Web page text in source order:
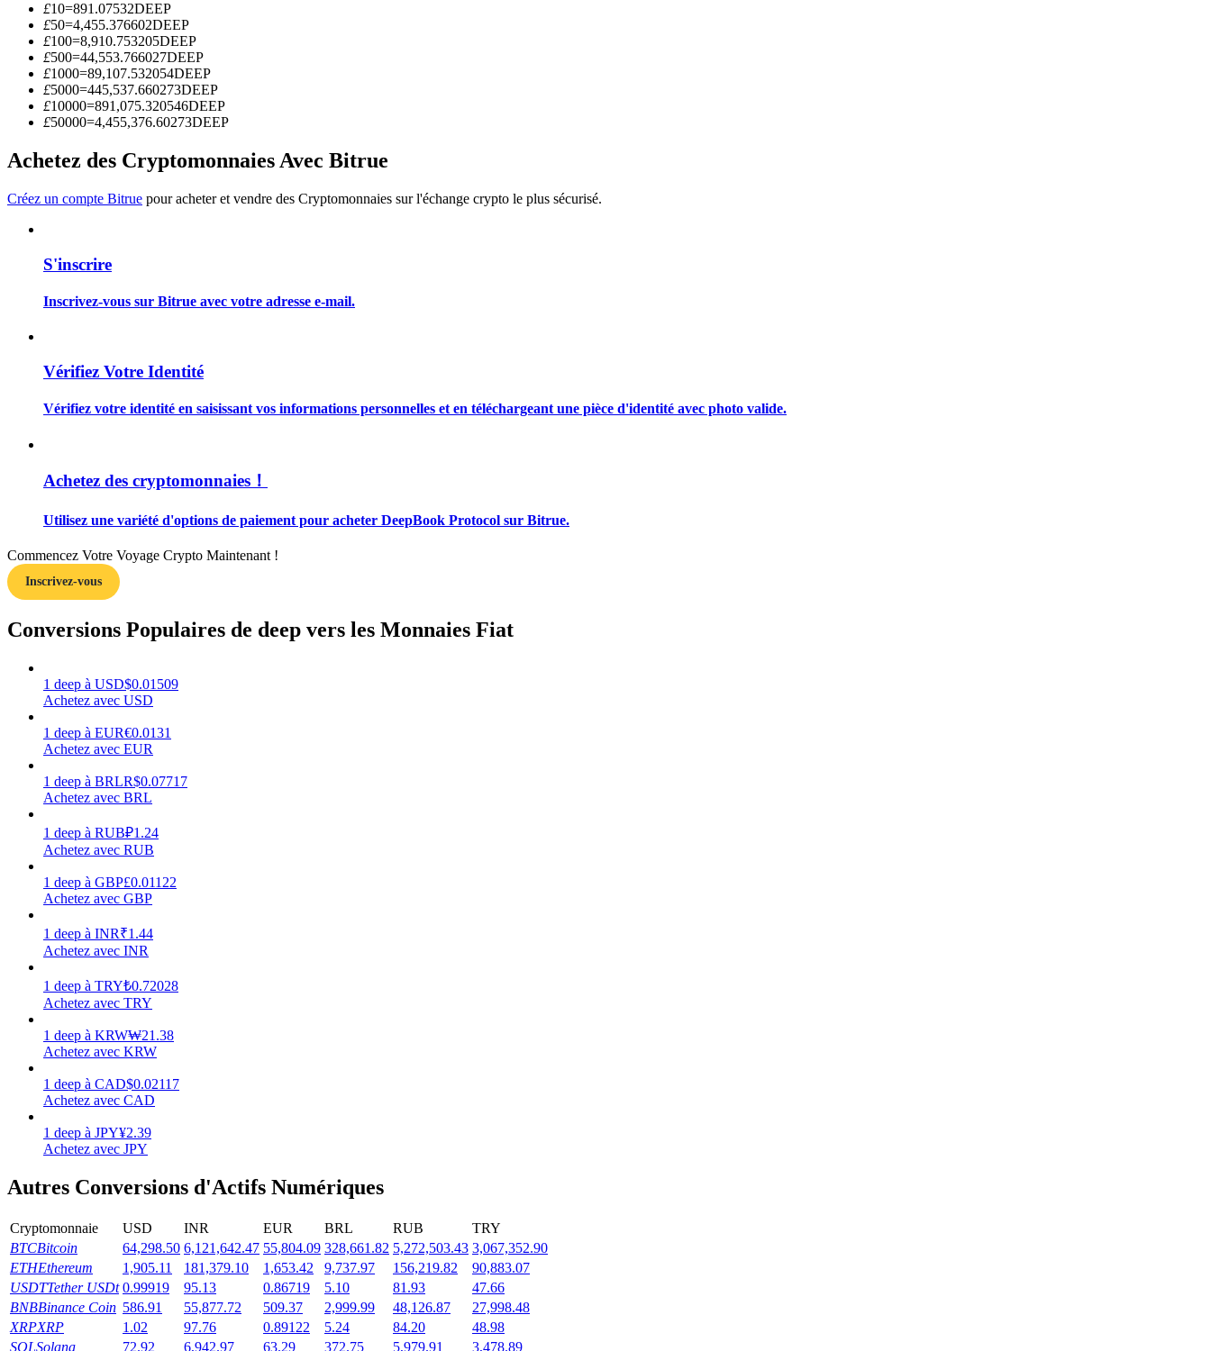
Devenez un trader de copie
Information
Analyse de mégadonnées, y compris des informations commerciales, etc.
Guide
Stratégies de trading
Apprenez à rester rentable
Gagner
Gagnez quotidiennement des récompenses compétitives
£10=891.07532DEEP
£50=4,455.376602DEEP
£100=8,910.753205DEEP
£500=44,553.766027DEEP
£1000=89,107.532054DEEP
£5000=445,537.660273DEEP
£10000=891,075.320546DEEP
£50000=4,455,376.60273DEEP
Achetez des Cryptomonnaies Avec Bitrue
Créez un compte Bitrue pour acheter et vendre des Cryptomonnaies sur l'échange crypto le plus sécurisé.
S'inscrire
Inscrivez-vous sur Bitrue avec votre adresse e-mail.
Vérifiez Votre Identité
Vérifiez votre identité en saisissant vos informations personnelles et en téléchargeant une pièce d'identité avec photo valide.
Achetez des cryptomonnaies！
Utilisez une variété d'options de paiement pour acheter DeepBook Protocol sur Bitrue.
Commencez Votre Voyage Crypto Maintenant !
Inscrivez-vous
Conversions Populaires de deep vers les Monnaies Fiat
1 deep à USD$0.01509
Achetez avec USD
1 deep à EUR€0.0131
Achetez avec EUR
1 deep à BRLR$0.07717
Achetez avec BRL
1 deep à RUB₽1.24
Achetez avec RUB
1 deep à GBP£0.01122
Achetez avec GBP
1 deep à INR₹1.44
Achetez avec INR
1 deep à TRY₺0.72028
Achetez avec TRY
1 deep à KRW₩21.38
Achetez avec KRW
1 deep à CAD$0.02117
Achetez avec CAD
1 deep à JPY¥2.39
Achetez avec JPY
Autres Conversions d'Actifs Numériques
Cryptomonnaie USD INR EUR BRL RUB
TRY
BTCBitcoin 64,298.50 6,121,642.47 55,804.09 328,661.82 5,272,503.43 3,067,352.90
ETHEthereum 1,905.11 181,379.10 1,653.42 9,737.97 156,219.82
90,883.07
USDTTether USDt 0.99919 95.13 0.86719 5.10 81.93
47.66
BNBBinance Coin 586.91 55,877.72 509.37 2,999.99 48,126.87
27,998.48
XRPXRP 1.02 97.76 0.89122 5.24 84.20
48.98
SOLSolana 72.92 6,942.97 63.29 372.75 5,979.91
3,478.89